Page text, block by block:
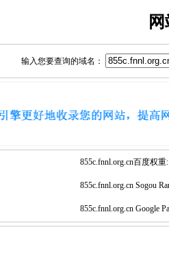
输入您要查询的域名：
855c.fnnl.org.cn百度权重:
855c.fnnl.org.cn Sogou
855c.fnnl.org.cn Google